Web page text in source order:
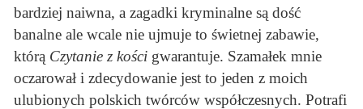
bardziej naiwna, a zagadki kryminalne są dość
banalne ale wcale nie ujmuje to świetnej zabawie,
którą Czytanie z kości gwarantuje. Szamałek mnie
oczarował i zdecydowanie jest to jeden z moich
ulubionych polskich twórców współczesnych. Potrafi